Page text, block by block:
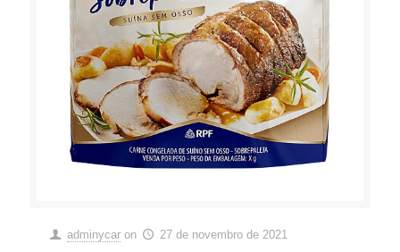
adminycar on 27 de novembro de 2021